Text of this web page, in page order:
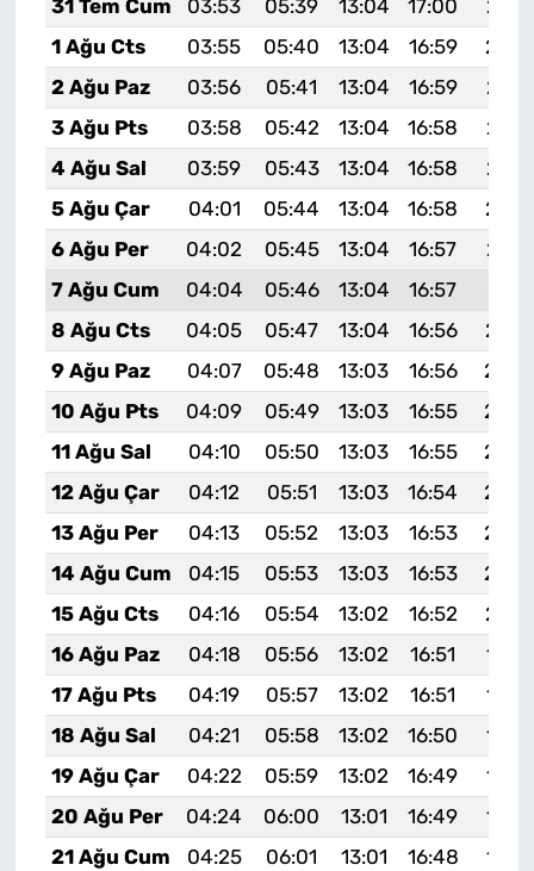
31 Tem Cum
03:53 05:39 13:04 17:00
1 Ağu Cts
03:55 05:40 13:04 16:59
2 Ağu Paz
03:56 05:41 13:04 16:59
3 Ağu Pts
03:58 05:42 13:04 16:58
4 Ağu Sal
03:59 05:43 13:04 16:58
5 Ağu Çar
04:01 05:44 13:04 16:58
6 Ağu Per
04:02 05:45 13:04 16:57
7 Ağu Cum
04:04 05:46 13:04 16:57
20:11
8 Ağu Cts
04:05 05:47 13:04 16:56
9 Ağu Paz
04:07 05:48 13:03 16:56
10 Ağu Pts
04:09 05:49 13:03 16:55
11 Ağu Sal
04:10 05:50 13:03 16:55
12 Ağu Çar
04:12 05:51 13:03 16:54
13 Ağu Per
04:13 05:52 13:03 16:53
14 Ağu Cum
04:15 05:53 13:03 16:53
15 Ağu Cts
04:16 05:54 13:02 16:52
16 Ağu Paz
04:18 05:56 13:02 16:51
17 Ağu Pts
04:19 05:57 13:02 16:51
18 Ağu Sal
04:21 05:58 13:02 16:50
19 Ağu Çar
04:22 05:59 13:02 16:49
20 Ağu Per
04:24 06:00 13:01 16:49
21 Ağu Cum
04:25 06:01 13:01 16:48